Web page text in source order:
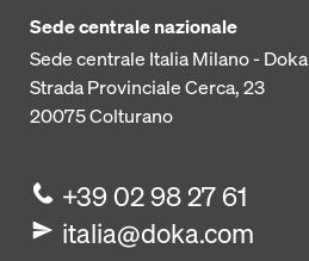
Sede centrale nazionale
Sede centrale Italia Milano - Doka
Strada Provinciale Cerca, 23
20075Colturano
+39 02 98 27 61
italia@doka.com